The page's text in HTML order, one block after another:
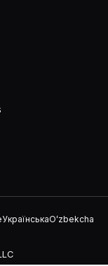
УкраїнськаOʻzbekcha